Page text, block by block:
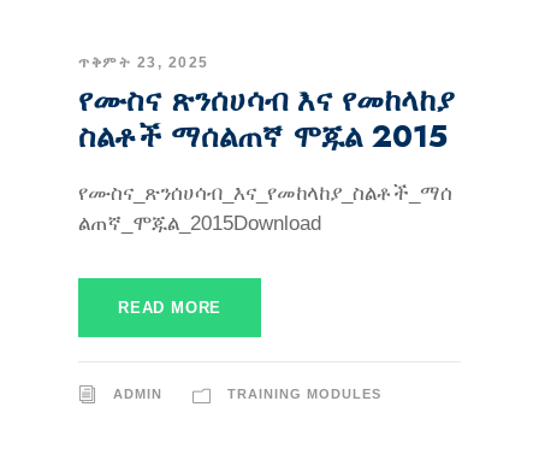
ጥቅምት 23, 2025
የሙስና ጽንሰሀሳብ እና የመከላከያ
ስልቶች ማሰልጠኛ ሞጁል 2015
የሙስና_ጽንሰሀሳብ_እና_የመከላከያ_ስልቶች_ማሰ
ልጠኛ_ሞጁል_2015Download
READ MORE
ADMIN TRAINING MODULES